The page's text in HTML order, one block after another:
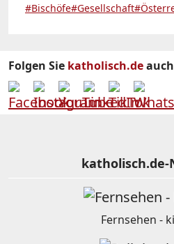
#Bischöfe#Gesellschaft
Folgen Sie katholisch.de
Fernsehen -